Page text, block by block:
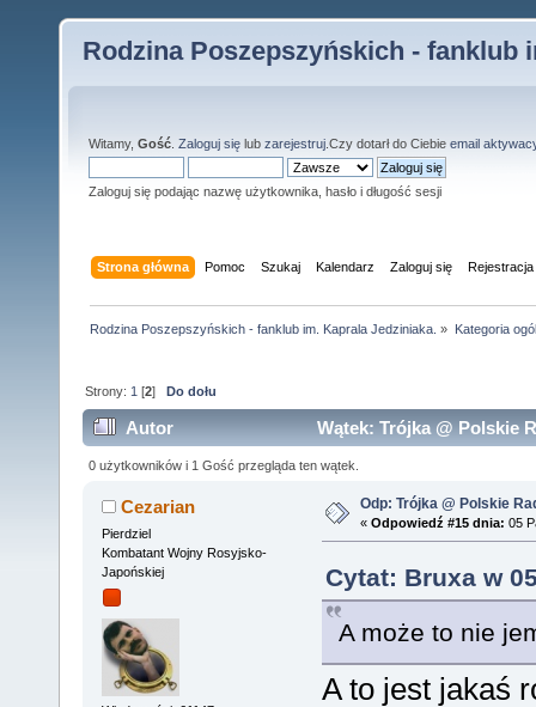
Rodzina Poszepszyńskich - fanklub
Witamy, Gość Zaloguj się lub zarejestruj .Czy dotarł do Ciebie email
Zaloguj się podając nazwę użytkownika, hasło i długość sesji
Strona główna Pomoc Szukaj Kalendarz Zaloguj się Rejestracja
Rodzina Poszepszyńskich - fanklub im. Kaprala Jedziniaka. » Kategoria
Strony: 1 [2]Do dołu
Autor Wątek: Trójka @ Polskie
0 użytkowników i 1 Gość przegląda ten wątek.
Cezarian
Pierdziel
Kombatant Wojny Rosyjsko-
Japońskiej
Odp: Trójka @ Polskie
« Odpowiedź #15 dnia: 05
Cytat: Bruxa w
A może to nie
A to jest jakaś